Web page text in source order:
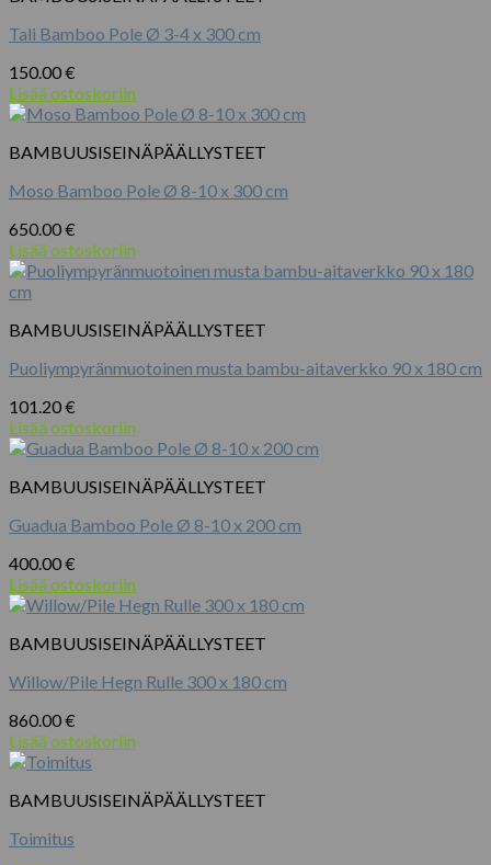
Tali Bamboo Pole Ø 3-4 x 300 cm
150.00€
Lisää ostoskoriin
BAMBUUSISEINÄPÄÄLLYSTEET
Moso Bamboo Pole Ø 8-10 x 300 cm
650.00€
Lisää ostoskoriin
BAMBUUSISEINÄPÄÄLLYSTEET
Puoliympyränmuotoinen musta bambu-aitaverkko 90 x 180 cm
101.20€
Lisää ostoskoriin
BAMBUUSISEINÄPÄÄLLYSTEET
Guadua Bamboo Pole Ø 8-10 x 200 cm
400.00€
Lisää ostoskoriin
BAMBUUSISEINÄPÄÄLLYSTEET
Willow/Pile Hegn Rulle 300 x 180 cm
860.00€
Lisää ostoskoriin
BAMBUUSISEINÄPÄÄLLYSTEET
Toimitus